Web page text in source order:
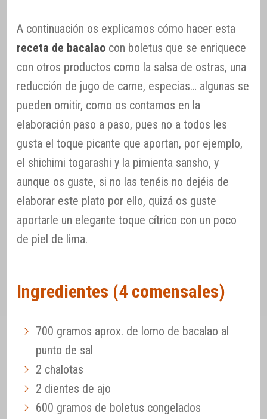
A continuación os explicamos cómo hacer esta
receta de bacalao con boletus que se enriquece
con otros productos como la salsa de ostras, una
reducción de jugo de carne, especias… algunas se
pueden omitir, como os contamos en la
elaboración paso a paso, pues no a todos les
gusta el toque picante que aportan, por ejemplo,
el shichimi togarashi y la pimienta sansho, y
aunque os guste, si no las tenéis no dejéis de
elaborar este plato por ello, quizá os guste
aportarle un elegante toque cítrico con un poco
de piel de lima.
Ingredientes (4 comensales)
700 gramos aprox. de lomo de bacalao al
punto de sal
2 chalotas
2 dientes de ajo
600 gramos de boletus congelados